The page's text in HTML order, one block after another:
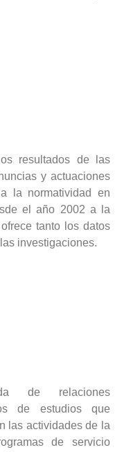
resultados de las
y actuaciones
la normatividad en
el año 2002 a la
tanto los datos
investigaciones.
de relaciones
de estudios que
las actividades de la
de servicio